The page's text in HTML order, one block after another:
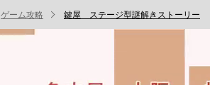
ゲーム攻略 鍵屋 ステージ型謎解きストーリー